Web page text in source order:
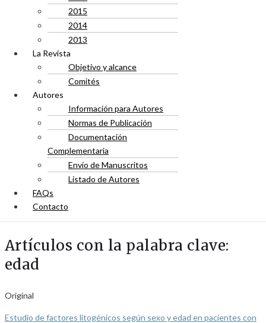
2015
2014
2013
La Revista
Objetivo y alcance
Comités
Autores
Información para Autores
Normas de Publicación
Documentación
Complementaria
Envío de Manuscritos
Listado de Autores
FAQs
Contacto
Artículos con la palabra clave:
edad
Original
Estudio de factores litogénicos según sexo y edad en pacientes con